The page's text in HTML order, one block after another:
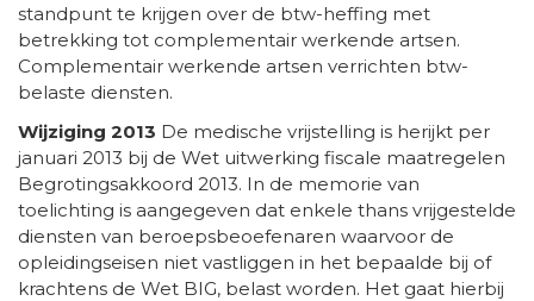
standpunt te krijgen over de btw-heffing met
betrekking tot complementair werkende artsen.
Complementair werkende artsen verrichten btw-
belaste diensten.
Wijziging 2013 De medische vrijstelling is herijkt per
januari 2013 bij de Wet uitwerking fiscale maatregelen
Begrotingsakkoord 2013. In de memorie van
toelichting is aangegeven dat enkele thans vrijgestelde
diensten van beroepsbeoefenaren waarvoor de
opleidingseisen niet vastliggen in het bepaalde bij of
krachtens de Wet BIG, belast worden. Het gaat hierbij